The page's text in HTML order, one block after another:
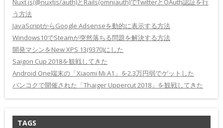
Nuxt.js(@nuxtjs/auth)とRails(omniauth)でTwitterとOAuth認証を行
う方法
JavaScriptからGoogle Adsenseを動的に表示する方法
Windows10でSteamが突然落ちる問題を解決する方法
開発マシンをNew XPS 13(9370)にした
Saigon Cup 2018を観戦してきた
Android One端末の「Xiaomi Mi A1」を2.3万円弱でゲットした
バンコクで開催された「Thaiger Uppercut 2018」を観戦してきた
TAGS